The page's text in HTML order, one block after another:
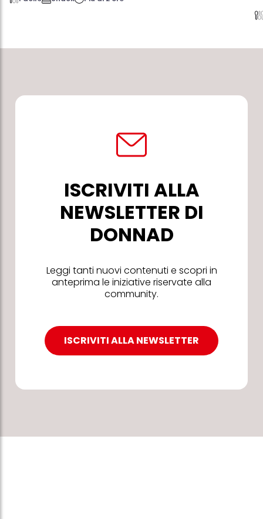
ISCRIVITI ALLA
NEWSLETTER DI
DONNAD
Leggi tanti nuovi contenuti e scopri in
anteprima le iniziative riservate alla
community.
ISCRIVITI ALLA NEWSLETTER